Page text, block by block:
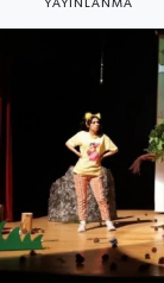
YAYINLANMA
Haber
Haber
Kültür-